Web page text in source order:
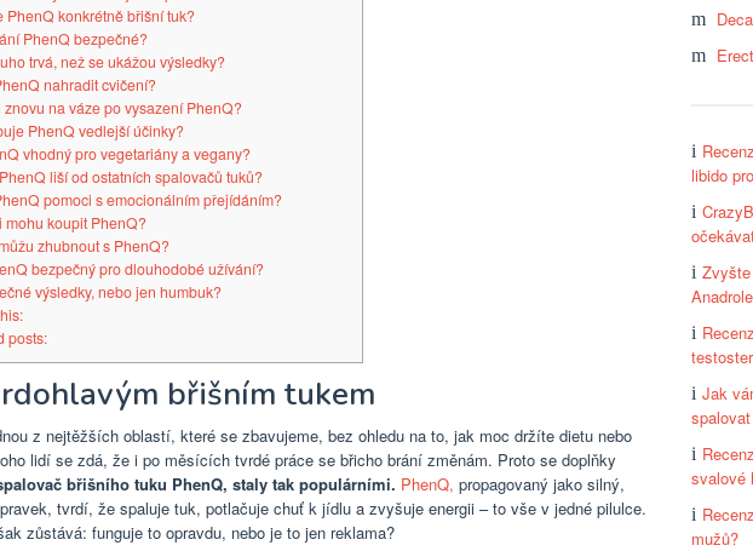
PhenQ konkrétně břišní tuk?
PhenQ bezpečné?
trvá, než se ukážou výsledky?
nahradit cvičení?
na váze po vysazení PhenQ?
PhenQ vedlejší účinky?
vhodný pro vegetariány a vegany?
liší od ostatních spalovačů tuků?
pomoci s emocionálním přejídáním?
koupit PhenQ?
zhubnout s PhenQ?
bezpečný pro dlouhodobé užívání?
výsledky, nebo jen humbuk?
posts:
břišním tukem
z nejtěžších oblastí, které se zbavujeme, bez ohledu na to, jak moc držíte dietu nebo
lidí se zdá, že i po měsících tvrdé práce se břicho brání změnám. Proto se doplňky
břišního tuku PhenQ, staly tak populárními. PhenQ, propagovaný jako silný,
tvrdí, že spaluje tuk, potlačuje chuť k jídlu a zvyšuje energii – to vše v jedné pilulce.
zůstává: funguje to opravdu, nebo je to jen reklama?
libido
Anadrole
Jak
svalové
mužů?